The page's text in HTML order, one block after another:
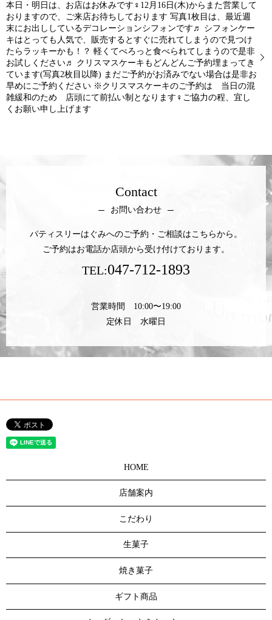
本日・明日は、お店はお休みです‍♀️12月16日(木)からまた営業して
おりますので、ご来店お待ちしております 写真1枚目は、最近週
末にお出ししているデコレーションシフォンです♬ シフォンケー
キはとっても人気で、販売するとすぐに売れてしまうので見つけ
たらラッキーかも！？ 軽くてぺろっと食べられてしまうので是非
お試しください♬ クリスマスケーキもどんどんご予約埋まってき
ています(写真2枚目以降) まだご予約がお済みでない場合は是非お
早めにご予約ください ※クリスマスケーキのご予約は 当日の混
雑緩和のため 店頭にて前払い制となります‍♀️ご協力の程、宜し
くお願い申し上げます
Contact
お問い合わせ
パティスリーはぐみへのご予約・ご相談はこちらから。
ご予約はお電話か店頭から受け付けております。
TEL:047-712-1893
営業時間 10:00〜19:00
定休日 水曜日
HOME
店舗案内
こだわり
生菓子
焼き菓子
ギフト商品